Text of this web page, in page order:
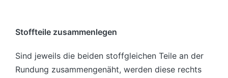
Stoffteile zusammenlegen
Sind jeweils die beiden stoffgleichen Teile an der
Rundung zusammengenäht, werden diese rechts